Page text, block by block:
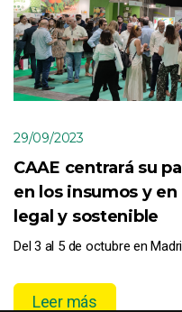
29/09/2023
CAAE centrará su
en los insumos y
legal y sostenible
Del 3 al 5 de octubre en
Leer más